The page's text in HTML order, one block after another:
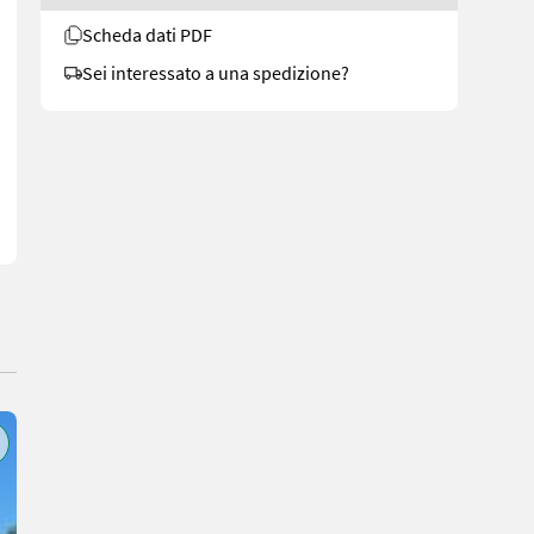
di 6,0 metri - con motore JCB Dieselmax Common Rail a
Scheda dati PDF
Sei interessato a una spedizione?